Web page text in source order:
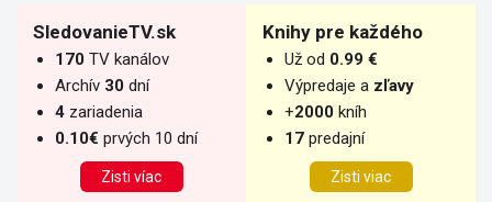
SledovanieTV.sk
170 TV kanálov
Archív 30 dní
4 zariadenia
0.10€ prvých 10 dní
Zisti víac
Knihy pre každého
Už od 0.99 €
Výpredaje a zľavy
+2000 kníh
17 predajní
Zisti viac